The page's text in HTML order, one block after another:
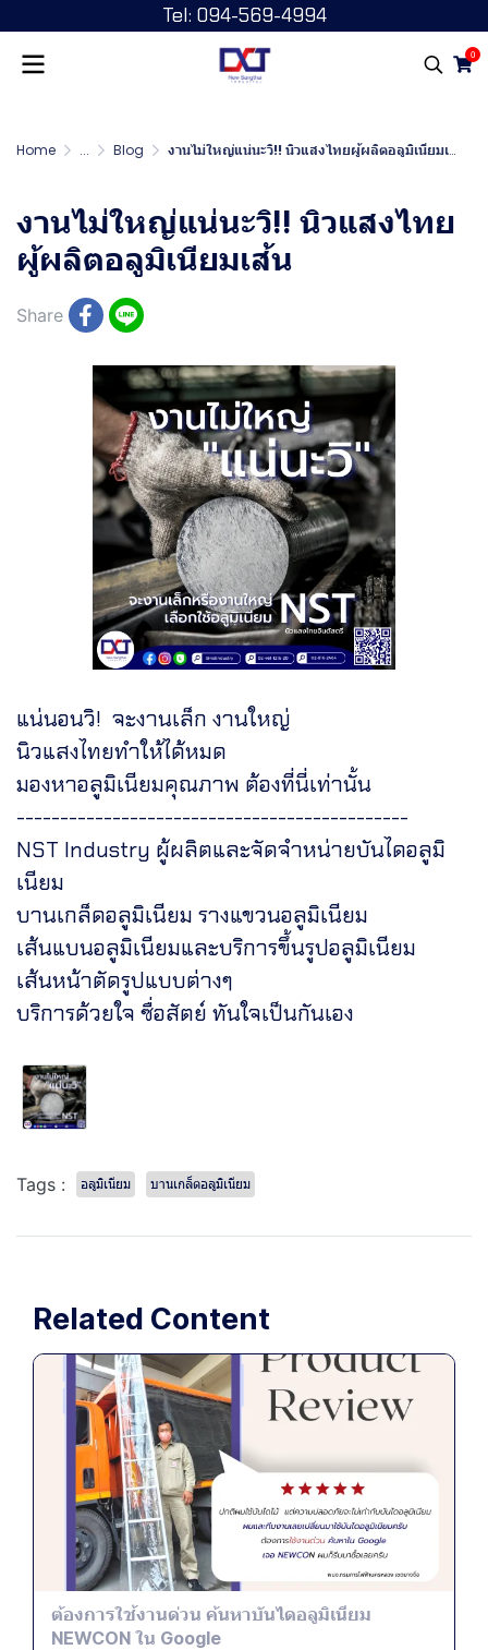
Tel: 094-569-4994
0
Home ... Blog งานไม่ใหญ่แน่นะวิ!! นิวแสงไทยผู้ผลิตอลูมิเนียมเส้น
งานไม่ใหญ่แน่นะวิ!! นิวแสงไทย
ผู้ผลิตอลูมิเนียมเส้น
Share
แน่นอนวิ! จะงานเล็ก งานใหญ่
นิวแสงไทยทำให้ได้หมด
มองหาอลูมิเนียมคุณภาพ ต้องที่นี่เท่านั้น
---------------------------------------------
NST Industry ผู้ผลิตและจัดจำหน่ายบันไดอลูมิ
เนียม
บานเกล็ดอลูมิเนียม รางแขวนอลูมิเนียม
เส้นแบนอลูมิเนียมและบริการขึ้นรูปอลูมิเนียม
เส้นหน้าตัดรูปแบบต่างๆ
บริการด้วยใจ ซื่อสัตย์ ทันใจเป็นกันเอง
Tags : อลูมิเนียม บานเกล็ดอลูมิเนียม
Related Content
ต้องการใช้งานด่วน ค้นหาบันไดอลูมิเนียม
NEWCON ใน Google